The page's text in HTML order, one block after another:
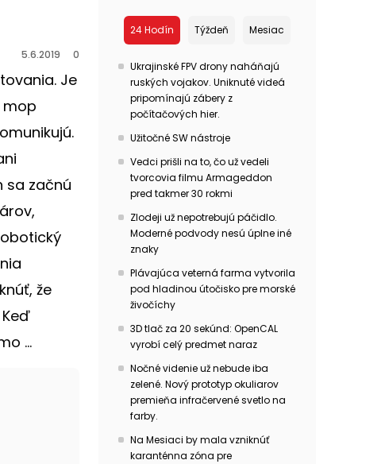
5.6.2019 0
Je
mop
sa začnú
že
...
24 Hodín Týždeň Mesiac
Ukrajinské FPV drony naháňajú
ruských vojakov. Uniknuté videá
pripomínajú zábery z
počítačových hier.
Užitočné SW nástroje
Vedci prišli na to, čo už vedeli
tvorcovia filmu Armageddon
pred takmer 30 rokmi
Zlodeji už nepotrebujú páčidlo.
Moderné podvody nesú úplne iné
znaky
Plávajúca veterná farma vytvorila
pod hladinou útočisko pre morské
živočíchy
3D tlač za 20 sekúnd: OpenCAL
vyrobí celý predmet naraz
Nočné videnie už nebude iba
zelené. Nový prototyp okuliarov
premieňa infračervené svetlo na
farby.
Na Mesiaci by mala vzniknúť
karanténna zóna pre